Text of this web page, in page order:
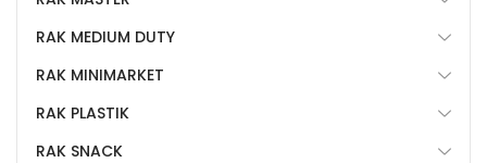
RAK MEDIUM DUTY
RAK MINIMARKET
RAK PLASTIK
RAK SNACK